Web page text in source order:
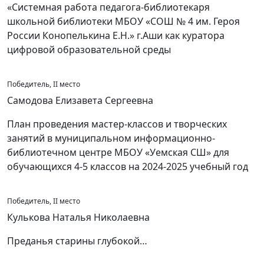
«Системная работа педагога-библиотекаря
школьной библиотеки МБОУ «СОШ № 4 им. Героя
России Конопелькина Е.Н.» г.Аши как куратора
цифровой образовательной среды
Победитель, II место
Самодова Елизавета Сергеевна
План проведения мастер-классов и творческих
занятий в муниципальном информационно-
библиотечном центре МБОУ «Уемская СШ» для
обучающихся 4-5 классов на 2024-2025 учебный год
Победитель, II место
Кулькова Наталья Николаевна
Преданья старины глубокой…